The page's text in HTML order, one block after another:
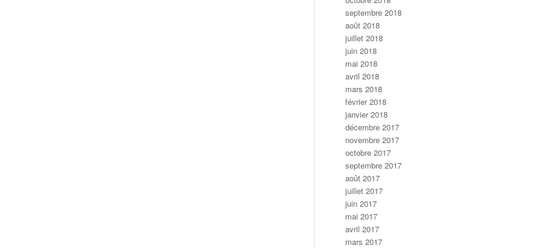
septembre 2018
août 2018
juillet 2018
juin 2018
mai 2018
avril 2018
mars 2018
février 2018
janvier 2018
décembre 2017
novembre 2017
octobre 2017
septembre 2017
août 2017
juillet 2017
juin 2017
mai 2017
avril 2017
mars 2017